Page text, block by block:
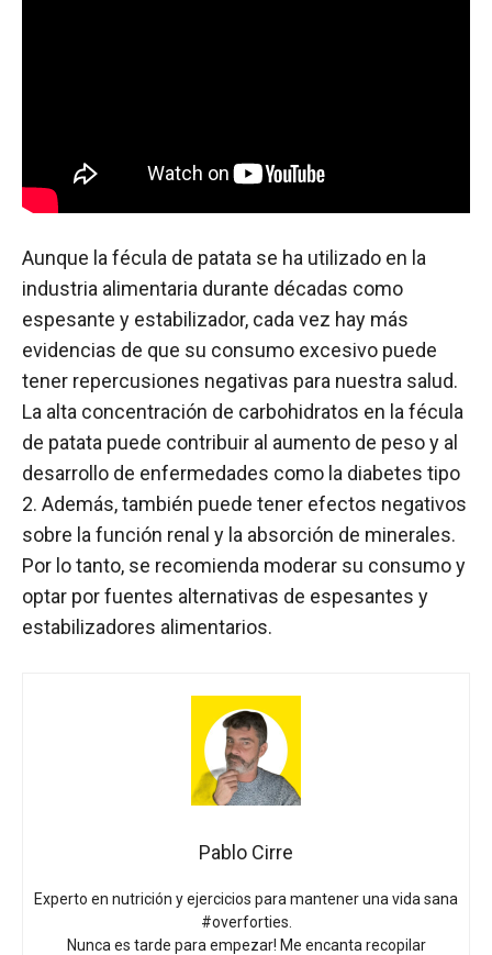
Aunque la fécula de patata se ha utilizado en la
industria alimentaria durante décadas como
espesante y estabilizador, cada vez hay más
evidencias de que su consumo excesivo puede
tener repercusiones negativas para nuestra salud.
La alta concentración de carbohidratos en la fécula
de patata puede contribuir al aumento de peso y al
desarrollo de enfermedades como la diabetes tipo
2. Además, también puede tener efectos negativos
sobre la función renal y la absorción de minerales.
Por lo tanto, se recomienda moderar su consumo y
optar por fuentes alternativas de espesantes y
estabilizadores alimentarios.
Pablo Cirre
Experto en nutrición y ejercicios para mantener una vida sana
#overforties.
Nunca es tarde para empezar! Me encanta recopilar